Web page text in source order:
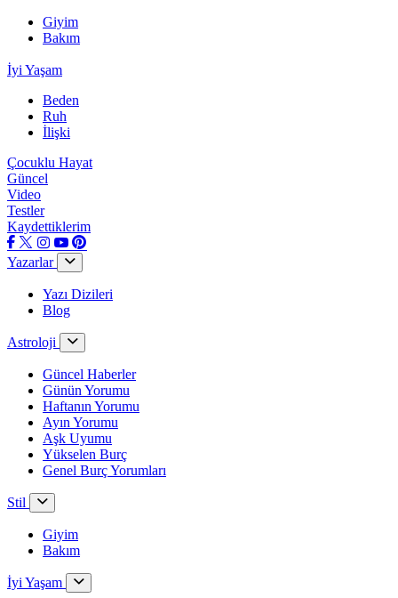
Giyim
Bakım
İyi Yaşam
Beden
Ruh
İlişki
Çocuklu Hayat
Güncel
Video
Testler
Kaydettiklerim
Yazarlar
Yazı Dizileri
Blog
Astroloji
Güncel Haberler
Günün Yorumu
Haftanın Yorumu
Ayın Yorumu
Aşk Uyumu
Yükselen Burç
Genel Burç Yorumları
Stil
Giyim
Bakım
İyi Yaşam